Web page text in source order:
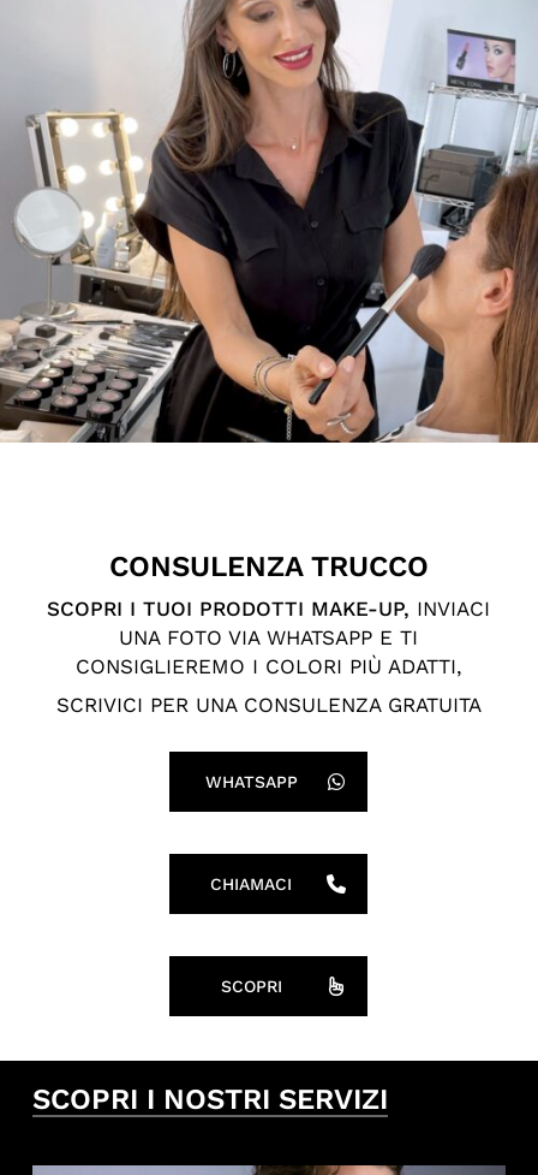
CONSULENZA TRUCCO
SCOPRI I TUOI PRODOTTI MAKE-UP, INVIACI
UNA FOTO VIA WHATSAPP E TI
CONSIGLIEREMO I COLORI PIÙ ADATTI,
SCRIVICI PER UNA CONSULENZA GRATUITA
WHATSAPP
CHIAMACI
SCOPRI
SCOPRI I NOSTRI SERVIZI